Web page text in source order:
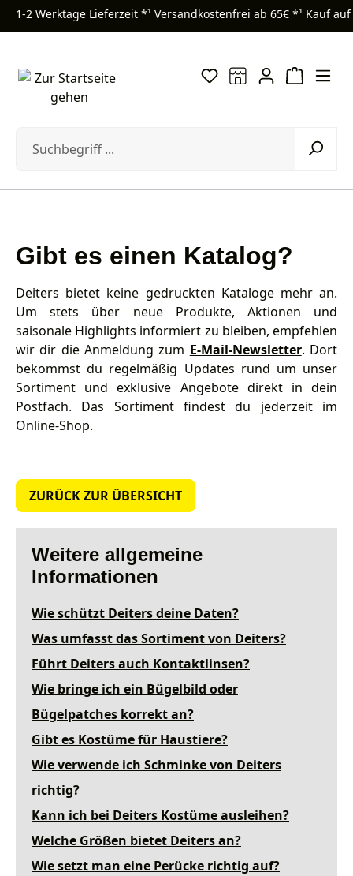
Zum Hauptinhalt springen
1-2 Werktage Lieferzeit *¹ Versandkostenfrei ab 65€ *¹ Kauf
Gibt es einen Katalog?
Deiters bietet keine gedruckten Kataloge mehr an.
Um stets über neue Produkte, Aktionen und
saisonale Highlights informiert zu bleiben, empfehlen
wir dir die Anmeldung zum E-Mail-Newsletter. Dort
bekommst du regelmäßig Updates rund um unser
Sortiment und exklusive Angebote direkt in dein
Postfach. Das Sortiment findest du jederzeit im
Online-Shop.
ZURÜCK ZUR ÜBERSICHT
Weitere allgemeine
Informationen
Wie schützt Deiters deine Daten?
Was umfasst das Sortiment von Deiters?
Führt Deiters auch Kontaktlinsen?
Wie bringe ich ein Bügelbild oder
Bügelpatches korrekt an?
Gibt es Kostüme für Haustiere?
Wie verwende ich Schminke von Deiters
richtig?
Kann ich bei Deiters Kostüme ausleihen?
Welche Größen bietet Deiters an?
Wie setzt man eine Perücke richtig auf?